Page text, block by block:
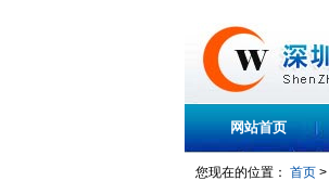
网站首页
您现在的位置： 首页 >